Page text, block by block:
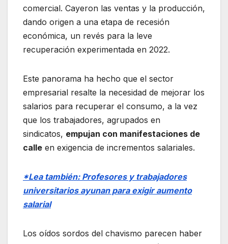
comercial. Cayeron las ventas y la producción,
dando origen a una etapa de recesión
económica, un revés para la leve
recuperación experimentada en 2022.
Este panorama ha hecho que el sector
empresarial resalte la necesidad de mejorar los
salarios para recuperar el consumo, a la vez
que los trabajadores, agrupados en
sindicatos, empujan con manifestaciones de
calle en exigencia de incrementos salariales.
*Lea también: Profesores y trabajadores
universitarios ayunan para exigir aumento
salarial
Los oídos sordos del chavismo parecen haber